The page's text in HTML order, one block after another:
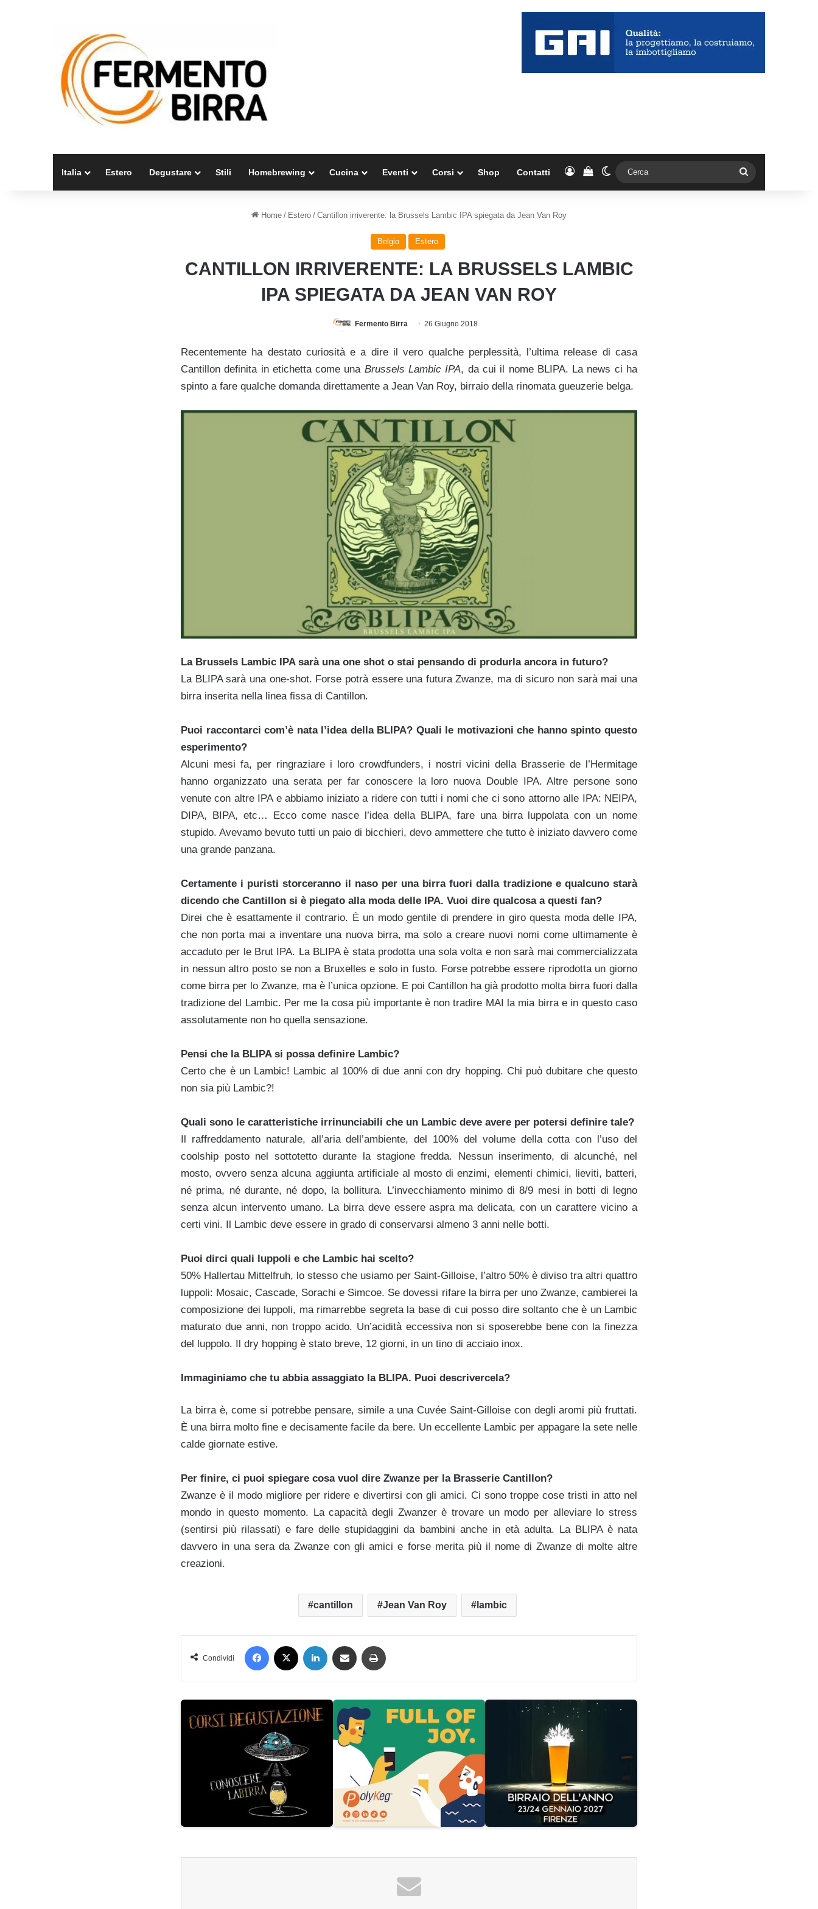
Italia Estero Degustare Stili Homebrewing Cucina Eventi Corsi Shop Contatti AccediVedi il carrello
Cambia aspetto
Home / Estero / Cantillon irriverente: la Brussels Lambic IPA spiegata da Jean Van Roy
Belgio Estero
CANTILLON IRRIVERENTE: LA BRUSSELS LAMBIC
IPA SPIEGATA DA JEAN VAN ROY
Fermento Birra 26 Giugno 2018
Recentemente ha destato curiosità e a dire il vero qualche perplessità, l’ultima release di casa
Cantillon definita in etichetta come una Brussels Lambic IPA, da cui il nome BLIPA. La news ci ha
spinto a fare qualche domanda direttamente a Jean Van Roy, birraio della rinomata gueuzerie belga.
La Brussels Lambic IPA sarà una one shot o stai pensando di produrla ancora in futuro?
La BLIPA sarà una one-shot. Forse potrà essere una futura Zwanze, ma di sicuro non sarà mai una
birra inserita nella linea fissa di Cantillon.
Puoi raccontarci com’è nata l’idea della BLIPA? Quali le motivazioni che hanno spinto questo
esperimento?
Alcuni mesi fa, per ringraziare i loro crowdfunders, i nostri vicini della Brasserie de l’Hermitage
hanno organizzato una serata per far conoscere la loro nuova Double IPA. Altre persone sono
venute con altre IPA e abbiamo iniziato a ridere con tutti i nomi che ci sono attorno alle IPA: NEIPA,
DIPA, BIPA, etc… Ecco come nasce l’idea della BLIPA, fare una birra luppolata con un nome
stupido. Avevamo bevuto tutti un paio di bicchieri, devo ammettere che tutto è iniziato davvero come
una grande panzana.
Certamente i puristi storceranno il naso per una birra fuori dalla tradizione e qualcuno starà
dicendo che Cantillon si è piegato alla moda delle IPA. Vuoi dire qualcosa a questi fan?
Direi che è esattamente il contrario. È un modo gentile di prendere in giro questa moda delle IPA,
che non porta mai a inventare una nuova birra, ma solo a creare nuovi nomi come ultimamente è
accaduto per le Brut IPA. La BLIPA è stata prodotta una sola volta e non sarà mai commercializzata
in nessun altro posto se non a Bruxelles e solo in fusto. Forse potrebbe essere riprodotta un giorno
come birra per lo Zwanze, ma è l’unica opzione. E poi Cantillon ha già prodotto molta birra fuori dalla
tradizione del Lambic. Per me la cosa più importante è non tradire MAI la mia birra e in questo caso
assolutamente non ho quella sensazione.
Pensi che la BLIPA si possa definire Lambic?
Certo che è un Lambic! Lambic al 100% di due anni con dry hopping. Chi può dubitare che questo
non sia più Lambic?!
Quali sono le caratteristiche irrinunciabili che un Lambic deve avere per potersi definire tale?
Il raffreddamento naturale, all’aria dell’ambiente, del 100% del volume della cotta con l’uso del
coolship posto nel sottotetto durante la stagione fredda. Nessun inserimento, di alcunché, nel
mosto, ovvero senza alcuna aggiunta artificiale al mosto di enzimi, elementi chimici, lieviti, batteri,
né prima, né durante, né dopo, la bollitura. L’invecchiamento minimo di 8/9 mesi in botti di legno
senza alcun intervento umano. La birra deve essere aspra ma delicata, con un carattere vicino a
certi vini. Il Lambic deve essere in grado di conservarsi almeno 3 anni nelle botti.
Puoi dirci quali luppoli e che Lambic hai scelto?
50% Hallertau Mittelfruh, lo stesso che usiamo per Saint-Gilloise, l’altro 50% è diviso tra altri quattro
luppoli: Mosaic, Cascade, Sorachi e Simcoe. Se dovessi rifare la birra per uno Zwanze, cambierei la
composizione dei luppoli, ma rimarrebbe segreta la base di cui posso dire soltanto che è un Lambic
maturato due anni, non troppo acido. Un’acidità eccessiva non si sposerebbe bene con la finezza
del luppolo. Il dry hopping è stato breve, 12 giorni, in un tino di acciaio inox.
Immaginiamo che tu abbia assaggiato la BLIPA. Puoi descrivercela?
La birra è, come si potrebbe pensare, simile a una Cuvée Saint-Gilloise con degli aromi più fruttati.
È una birra molto fine e decisamente facile da bere. Un eccellente Lambic per appagare la sete nelle
calde giornate estive.
Per finire, ci puoi spiegare cosa vuol dire Zwanze per la Brasserie Cantillon?
Zwanze è il modo migliore per ridere e divertirsi con gli amici. Ci sono troppe cose tristi in atto nel
mondo in questo momento. La capacità degli Zwanzer è trovare un modo per alleviare lo stress
(sentirsi più rilassati) e fare delle stupidaggini da bambini anche in età adulta. La BLIPA è nata
davvero in una sera da Zwanze con gli amici e forse merita più il nome di Zwanze di molte altre
creazioni.
cantillon Jean Van Roy lambic
Condividi
Facebook LinkedIn Condividi via mail